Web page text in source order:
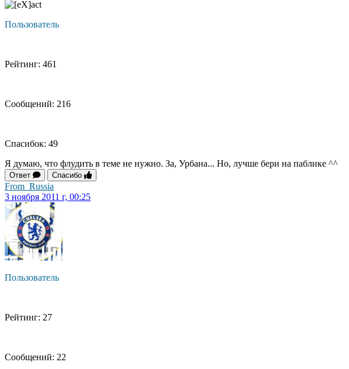
Пользователь
Рейтинг: 461
Сообщений: 216
Спасибок: 49
Я думаю, что флудить в теме не нужно. За, Урбана... Но, лучше бери на паблике ^^
Ответ Спасибо
From_Russia
3 ноября 2011 г, 00:25
Пользователь
Рейтинг: 27
Сообщений: 22